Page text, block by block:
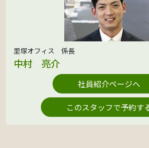
里塚オフィス 係長
中村 亮介
社員紹介ページへ
このスタッフで予約す